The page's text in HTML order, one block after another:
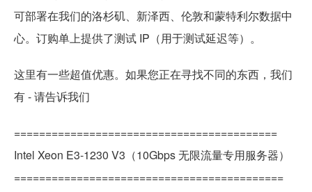
可部署在我们的洛杉矶、新泽西、伦敦和蒙特利尔数据中
心。订购单上提供了测试 IP（用于测试延迟等）。
这里有一些超值优惠。如果您正在寻找不同的东西，我们
有 - 请告诉我们
==========================================
Intel Xeon E3-1230 V3（10Gbps 无限流量专用服务器）
===========================================